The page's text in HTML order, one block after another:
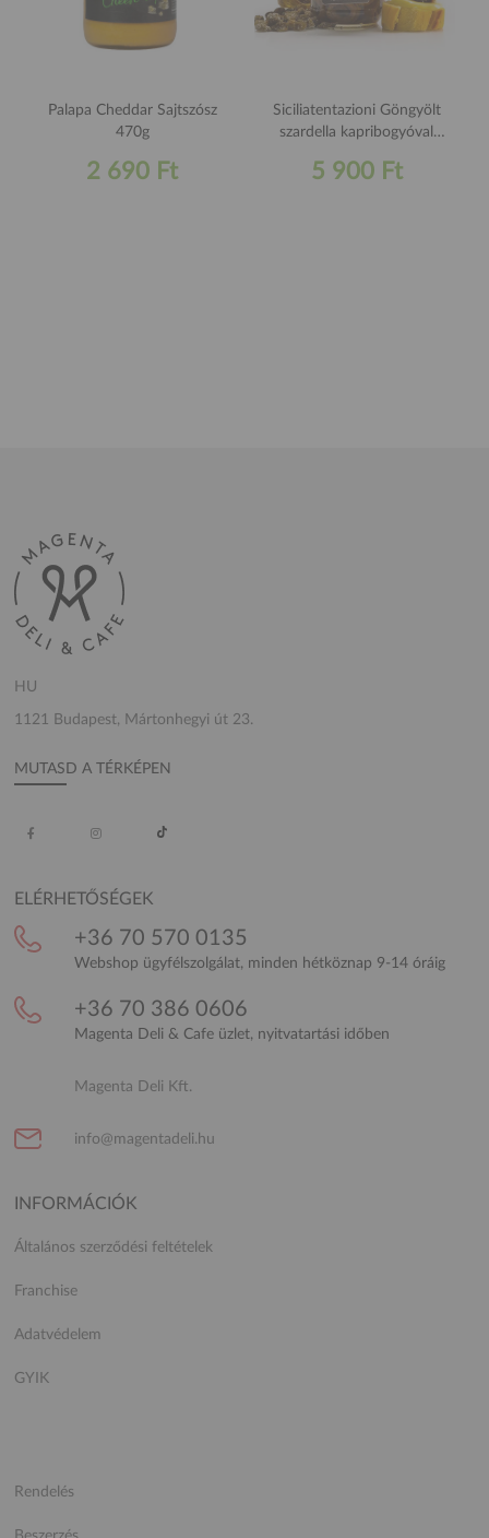
Palapa Cheddar Sajtszósz
470g
2 690 Ft
Siciliatentazioni Göngyölt
szardella kapribogyóval
5 900 Ft
HU
1121 Budapest, Mártonhegyi út 23.
MUTASD A TÉRKÉPEN
ELÉRHETŐSÉGEK
+36 70 570 0135
Webshop ügyfélszolgálat, minden hétköznap 9-14 óráig
+36 70 386 0606
Magenta Deli & Cafe üzlet, nyitvatartási időben
Magenta Deli Kft.
info@magentadeli.hu
INFORMÁCIÓK
Általános szerződési feltételek
Franchise
Adatvédelem
GYIK
Rendelés